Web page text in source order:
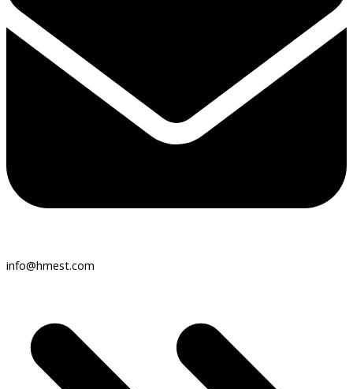
info@hmest.com